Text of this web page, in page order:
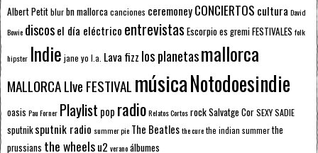
Albert Petitblurbn mallorcacanciones ceremoneyCONCIERTOS cultura David
Bowie discosel día eléctrico entrevistas Escorpioes gremiFESTIVALES folk
hipster Indie jane yo l.a. Lava fizz los planetasmallorca
MALLORCA LIve FESTIVAL músicaNotodoesindie
oasis Pau Forner Playlist pop radioRelatos CortosrockSalvatge CorSEXY SADIE
sputnik sputnik radio summer pie The Beatlesthe curethe indian summerthe
prussians the wheelsu2 veranoálbumes